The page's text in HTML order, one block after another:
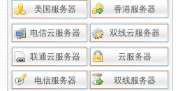
美国服务器 香港服务器
电信云服务器 双线云服务器
联通云服务器 云服务器
电信服务器 双线服务器